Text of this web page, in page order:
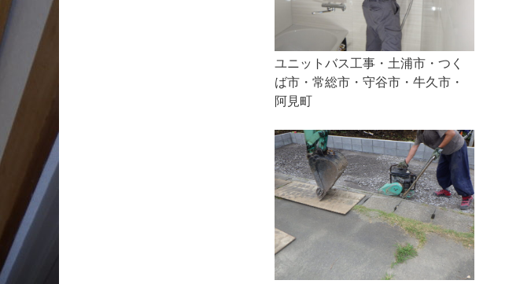
ユニットバス工事・土浦市・つく
ば市・常総市・守谷市・牛久市・
阿見町